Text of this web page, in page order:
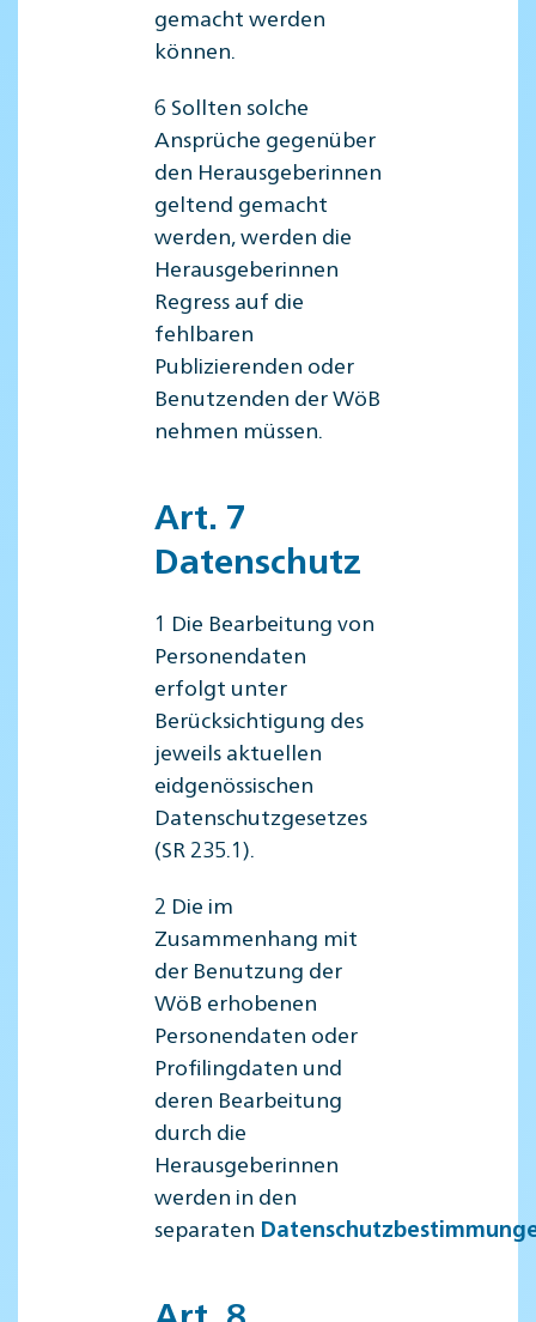
gemacht werden
können.
6 Sollten solche
Ansprüche gegenüber
den Herausgeberinnen
geltend gemacht
werden, werden die
Herausgeberinnen
Regress auf die
fehlbaren
Publizierenden oder
Benutzenden der WöB
nehmen müssen.
Art. 7
Datenschutz
1 Die Bearbeitung von
Personendaten
erfolgt unter
Berücksichtigung des
jeweils aktuellen
eidgenössischen
Datenschutzgesetzes
(SR 235.1).
2 Die im
Zusammenhang mit
der Benutzung der
WöB erhobenen
Personendaten oder
Profilingdaten und
deren Bearbeitung
durch die
Herausgeberinnen
werden in den
separaten